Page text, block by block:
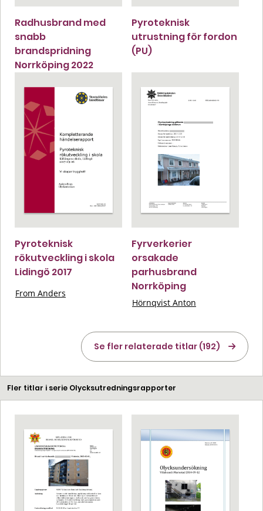
Radhusbrand med
snabb
brandspridning
Norrköping 2022
Pyroteknisk
utrustning för fordon
(PU)
Pyroteknisk
rökutveckling i skola
Lidingö 2017
From Anders
Fyrverkerier
orsakade
parhusbrand
Norrköping
Hörnqvist Anton
Se fler relaterade titlar (192)
Fler titlar i serie Olycksutredningsrapporter